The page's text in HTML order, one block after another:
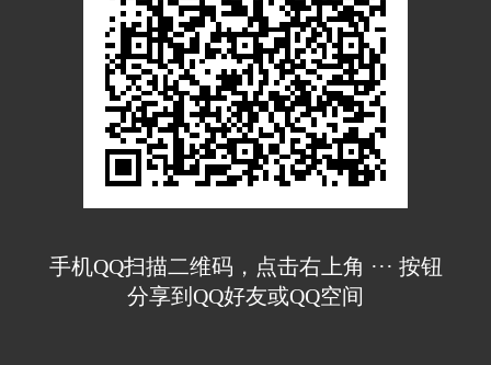
手机QQ扫描二维码，点击右上角 ··· 按钮
分享到QQ好友或QQ空间